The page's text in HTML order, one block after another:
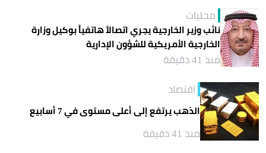
محليات
نائب وزير الخارجية يجري اتصالاً هاتفياً بوكيل وزارة
الخارجية الأمريكية للشؤون الإدارية
منذ 41 دقيقة
اقتصاد
الذهب يرتفع إلى أعلى مستوى في 7 أسابيع
منذ 41 دقيقة